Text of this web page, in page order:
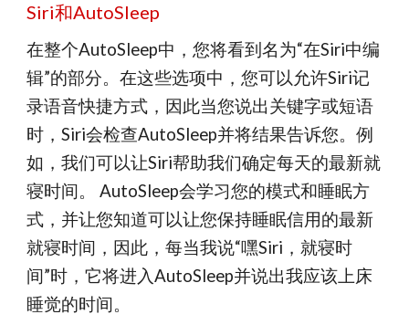
Siri和AutoSleep
在整个AutoSleep中，您将看到名为“在Siri中编
辑”的部分。在这些选项中，您可以允许Siri记
录语音快捷方式，因此当您说出关键字或短语
时，Siri会检查AutoSleep并将结果告诉您。例
如，我们可以让Siri帮助我们确定每天的最新就
寝时间。 AutoSleep会学习您的模式和睡眠方
式，并让您知道可以让您保持睡眠信用的最新
就寝时间，因此，每当我说“嘿Siri，就寝时
间”时，它将进入AutoSleep并说出我应该上床
睡觉的时间。